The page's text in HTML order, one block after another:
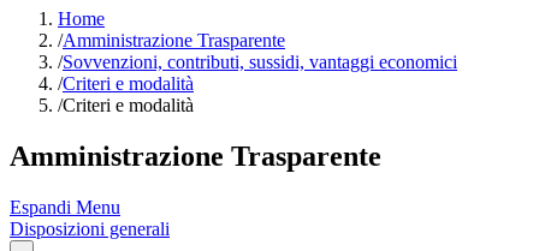
Home
/Amministrazione Trasparente
/Sovvenzioni, contributi, sussidi, vantaggi economici
/Criteri e modalità
/Criteri e modalità
Amministrazione Trasparente
Espandi Menu
Disposizioni generali